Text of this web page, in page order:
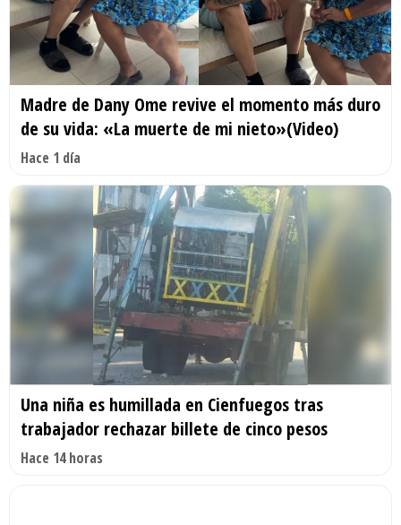
Madre de Dany Ome revive el momento más duro
de su vida: «La muerte de mi nieto»(Video)
Hace 1 día
Una niña es humillada en Cienfuegos tras
trabajador rechazar billete de cinco pesos
Hace 14 horas